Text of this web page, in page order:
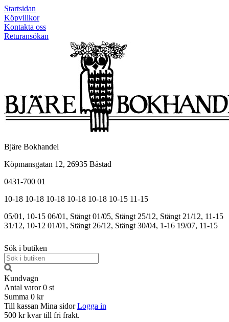
Startsidan
Köpvillkor
Kontakta oss
Returansökan
Bjäre Bokhandel
Köpmansgatan 12, 26935 Båstad
0431-700 01
10-18 10-18 10-18 10-18 10-18 10-15 11-15
05/01, 10-15 06/01, Stängt 01/05, Stängt 25/12, Stängt 21/12, 11-15
31/12, 10-12 01/01, Stängt 26/12, Stängt 30/04, 1-16 19/07, 11-15
Sök i butiken
Kundvagn
Antal varor 0 st
Summa 0 kr
Till kassan Mina sidor Logga in
500 kr kvar till fri frakt.